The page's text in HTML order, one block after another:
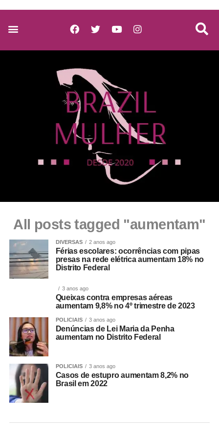
All posts tagged "aumentam"
DIVERSAS 2 anos ago
Férias escolares: ocorrências com pipas
presas na rede elétrica aumentam 18% no
Distrito Federal
3 anos ago
Queixas contra empresas aéreas
aumentam 9,8% no 4º trimestre de 2023
POLICIAIS 3 anos ago
Denúncias de Lei Maria da Penha
aumentam no Distrito Federal
POLICIAIS 3 anos ago
Casos de estupro aumentam 8,2% no
Brasil em 2022